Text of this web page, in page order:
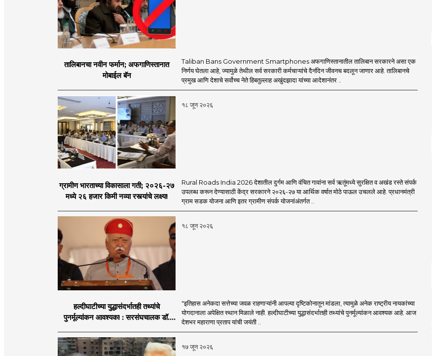
तालिबानचा नवीन फर्मान; अफगाणिस्तानात
मोबाईल बॅन
Taliban Bans Government Smartphones अफगाणिस्तानातील तालिबान सरकारने असा एक
निर्णय घेतला आहे, ज्यामुळे तेथील सर्व सरकारी कर्मचाऱ्यांचे दैनंदिन जीवनच बदलून जाणार आहे. तालिबानचे
प्रमुख आणि देशाचे सर्वोच्च नेते हिबतुल्लाह अखुंदझादा यांच्या आदेशानंतर ..
१८ जून २०२६
ग्रामीण भारताच्या विकासाला गती; २०२६-२७
मध्ये २६ हजार किमी नव्या रस्त्यांचे लक्ष्य!
Rural Roads India 2026 देशातील दुर्गम आणि वंचित गावांना सर्व ऋतूंमध्ये सुरक्षित व अखंड रस्ते संपर्क
उपलब्ध करून देण्यासाठी केंद्र सरकारने २०२६-२७ या आर्थिक वर्षात मोठे पाऊल उचलले आहे. प्रधानमंत्री
ग्राम सडक योजना आणि इतर ग्रामीण संपर्क योजनांअंतर्गत ..
१८ जून २०२६
हल्दीघाटीच्या युद्धासंदर्भातही तथ्यांचे
पुनर्मूल्यांकन आवश्यक! : सरसंघचालक डॉ.
"इतिहास अनेकदा सत्तेच्या जवळ राहणाऱ्यांनी आपल्या दृष्टिकोनातून मांडला, त्यामुळे अनेक राष्ट्रीय नायकांच्या
योगदानाला अपेक्षित स्थान मिळाले नाही. हल्दीघाटीच्या युद्धासंदर्भातही तथ्यांचे पुनर्मूल्यांकन आवश्यक आहे. आज
देशभर महाराणा प्रताप यांची जयंती ..
१७ जून २०२६